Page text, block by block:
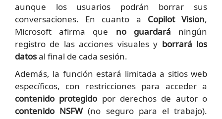
aunque los usuarios podrán borrar sus
conversaciones. En cuanto a Copilot Vision,
Microsoft afirma que no guardará ningún
registro de las acciones visuales y borrará los
datosal final de cada sesión.
Además, la función estará limitada a sitios web
específicos, con restricciones para acceder a
contenido protegido por derechos de autor o
contenido NSFW(no seguro para el trabajo).